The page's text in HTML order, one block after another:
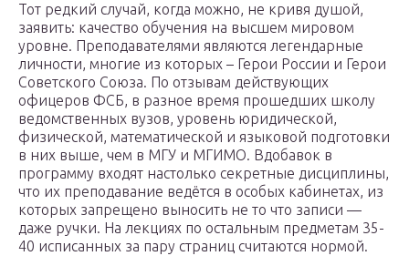
Тот редкий случай, когда можно, не кривя душой,
заявить: качество обучения на высшем мировом
уровне. Преподавателями являются легендарные
личности, многие из которых – Герои России и Герои
Советского Союза. По отзывам действующих
офицеров ФСБ, в разное время прошедших школу
ведомственных вузов, уровень юридической,
физической, математической и языковой подготовки
в них выше, чем в МГУ и МГИМО. Вдобавок в
программу входят настолько секретные дисциплины,
что их преподавание ведётся в особых кабинетах, из
которых запрещено выносить не то что записи —
даже ручки. На лекциях по остальным предметам 35-
40 исписанных за пару страниц считаются нормой.